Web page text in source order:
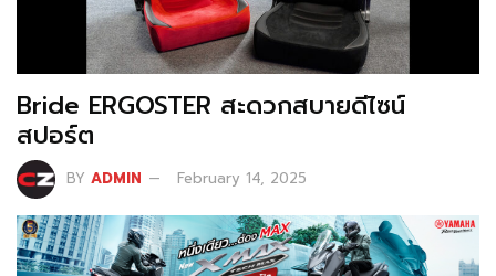
Bride ERGOSTER สะดวกสบายดีไซน์
สปอร์ต
BY ADMIN February 14, 2025